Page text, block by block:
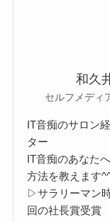
和久
セルフメディ
IT音痴のサロン
ター
IT音痴のあなた
方法を教えます
▷サラリーマン
回の社長賞受賞